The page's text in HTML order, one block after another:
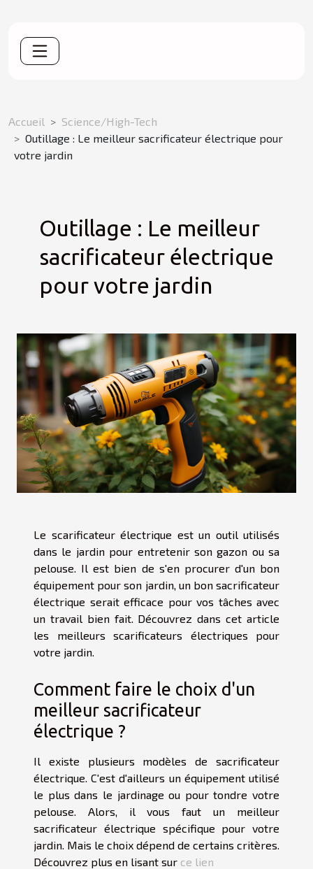
Accueil
Science/High-Tech
Outillage : Le meilleur sacrificateur électrique pour
votre jardin
Outillage : Le meilleur
sacrificateur électrique
pour votre jardin
Le scarificateur électrique est un outil utilisés
dans le jardin pour entretenir son gazon ou sa
pelouse. Il est bien de s'en procurer d'un bon
équipement pour son jardin, un bon sacrificateur
électrique serait efficace pour vos tâches avec
un travail bien fait. Découvrez dans cet article
les meilleurs scarificateurs électriques pour
votre jardin.
Comment faire le choix d'un
meilleur sacrificateur
électrique ?
Il existe plusieurs modèles de sacrificateur
électrique. C'est d'ailleurs un équipement utilisé
le plus dans le jardinage ou pour tondre votre
pelouse. Alors, il vous faut un meilleur
sacrificateur électrique spécifique pour votre
jardin. Mais le choix dépend de certains critères.
Découvrez plus en lisant sur ce lien